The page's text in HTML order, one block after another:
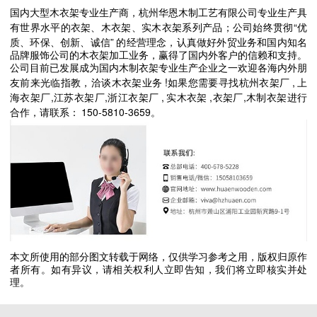
国内大型木衣架专业生产商，杭州华恩木制工艺有限公司专业生产具
有世界水平的衣架、木衣架、实木衣架系列产品；公司始终贯彻 “优
质、环保、创新、诚信” 的经营理念，认真做好外贸业务和国内知名
品牌服饰公司的木衣架加工业务，赢得了国内外客户的信赖和支持。
公司目前已发展成为国内木制衣架专业生产企业之一欢迎各海内外朋
友前来光临指教，洽谈木衣架业务 !如果您需要寻找杭州衣架厂 ,
上
海衣架厂,江苏衣架厂,浙江衣架厂 , 实木衣架 ,衣架厂,木制衣架进行
合作，请联系：
150-5810-3659。
本文所使用的部分图文转载于网络，仅供学习参考之用，版权归原作
者所有。如有异议，请相关权利人立即告知，我们将立即核实并处
理。